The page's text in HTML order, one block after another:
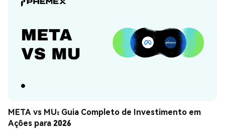
META vs MU: Guia Completo de Investimento em
Ações para 2026